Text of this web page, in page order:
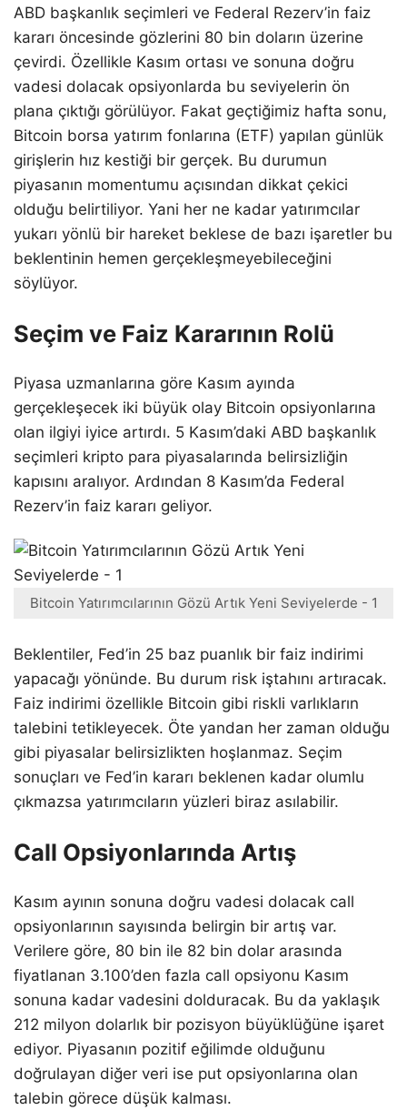
ABD başkanlık seçimleri ve Federal Rezerv’in faiz
kararı öncesinde gözlerini 80 bin doların üzerine
çevirdi. Özellikle Kasım ortası ve sonuna doğru
vadesi dolacak opsiyonlarda bu seviyelerin ön
plana çıktığı görülüyor. Fakat geçtiğimiz hafta sonu,
Bitcoin borsa yatırım fonlarına (ETF) yapılan günlük
girişlerin hız kestiği bir gerçek. Bu durumun
piyasanın momentumu açısından dikkat çekici
olduğu belirtiliyor. Yani her ne kadar yatırımcılar
yukarı yönlü bir hareket beklese de bazı işaretler bu
beklentinin hemen gerçekleşmeyebileceğini
söylüyor.
Seçim ve Faiz Kararının Rolü
Piyasa uzmanlarına göre Kasım ayında
gerçekleşecek iki büyük olay Bitcoin opsiyonlarına
olan ilgiyi iyice artırdı. 5 Kasım’daki ABD başkanlık
seçimleri kripto para piyasalarında belirsizliğin
kapısını aralıyor. Ardından 8 Kasım’da Federal
Rezerv’in faiz kararı geliyor.
Bitcoin Yatırımcılarının Gözü Artık Yeni Seviyelerde - 1
Beklentiler, Fed’in 25 baz puanlık bir faiz indirimi
yapacağı yönünde. Bu durum risk iştahını artıracak.
Faiz indirimi özellikle Bitcoin gibi riskli varlıkların
talebini tetikleyecek. Öte yandan her zaman olduğu
gibi piyasalar belirsizlikten hoşlanmaz. Seçim
sonuçları ve Fed’in kararı beklenen kadar olumlu
çıkmazsa yatırımcıların yüzleri biraz asılabilir.
Call Opsiyonlarında Artış
Kasım ayının sonuna doğru vadesi dolacak call
opsiyonlarının sayısında belirgin bir artış var.
Verilere göre, 80 bin ile 82 bin dolar arasında
fiyatlanan 3.100’den fazla call opsiyonu Kasım
sonuna kadar vadesini dolduracak. Bu da yaklaşık
212 milyon dolarlık bir pozisyon büyüklüğüne işaret
ediyor. Piyasanın pozitif eğilimde olduğunu
doğrulayan diğer veri ise put opsiyonlarına olan
talebin görece düşük kalması.